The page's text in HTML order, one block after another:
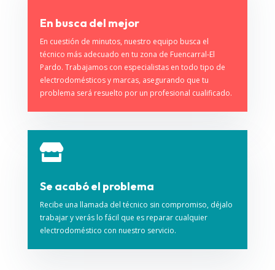
En busca del mejor
En cuestión de minutos, nuestro equipo busca el
técnico más adecuado en tu zona de Fuencarral-El
Pardo. Trabajamos con especialistas en todo tipo de
electrodomésticos y marcas, asegurando que tu
problema será resuelto por un profesional cualificado.

Se acabó el problema
Recibe una llamada del técnico sin compromiso, déjalo
trabajar y verás lo fácil que es reparar cualquier
electrodoméstico con nuestro servicio.